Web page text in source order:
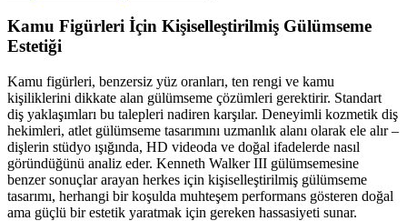
Kamu Figürleri İçin Kişiselleştirilmiş Gülümseme
Estetiği
Kamu figürleri, benzersiz yüz oranları, ten rengi ve kamu
kişiliklerini dikkate alan gülümseme çözümleri gerektirir. Standart
diş yaklaşımları bu talepleri nadiren karşılar. Deneyimli kozmetik diş
hekimleri, atlet gülümseme tasarımını uzmanlık alanı olarak ele alır –
dişlerin stüdyo ışığında, HD videoda ve doğal ifadelerde nasıl
göründüğünü analiz eder. Kenneth Walker III gülümsemesine
benzer sonuçlar arayan herkes için kişiselleştirilmiş gülümseme
tasarımı, herhangi bir koşulda muhteşem performans gösteren doğal
ama güçlü bir estetik yaratmak için gereken hassasiyeti sunar.